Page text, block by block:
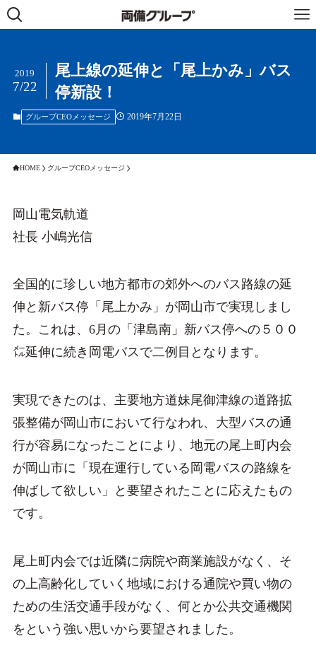
尾上線の延伸と「尾上かみ」バス
停新設！
2019
7/22
グループCEOメッセージ 2019年7月22日
HOME グループCEOメッセージ
岡山電気軌道
社長 小嶋光信
全国的に珍しい地方都市の郊外へのバス路線の延
伸と新バス停「尾上かみ」が岡山市で実現しまし
た。これは、6月の「津島南」新バス停への５００
㍍延伸に続き岡電バスで二例目となります。
実現できたのは、主要地方道妹尾御津線の道路拡
張整備が岡山市において行なわれ、大型バスの通
行が容易になったことにより、地元の尾上町内会
が岡山市に「現在運行している岡電バスの路線を
伸ばして欲しい」と要望されたことに応えたもの
です。
尾上町内会では近隣に病院や商業施設がなく、そ
の上高齢化していく地域における通院や買い物の
ための生活交通手段がなく、何とか公共交通機関
をという強い思いから要望されました。